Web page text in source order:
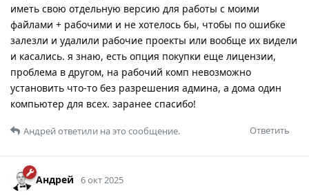
иметь свою отдельную версию для работы с моими
файлами + рабочими и не хотелось бы, чтобы по ошибке
залезли и удалили рабочие проекты или вообще их видели
и касались. я знаю, есть опция покупки еще лицензии,
проблема в другом, на рабочий комп невозможно
установить что-то без разрешения админа, а дома один
компьютер для всех. заранее спасибо!
Ответить
Андрейответили на это сообщение.
Андрей 6 окт 2025